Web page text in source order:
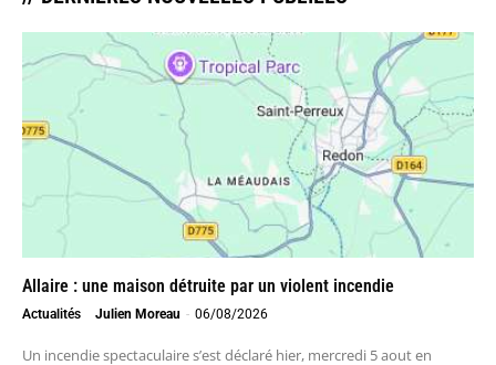
Allaire : une maison détruite par un violent incendie
Actualités Julien Moreau - 06/08/2026
Un incendie spectaculaire s’est déclaré hier, mercredi 5 aout en